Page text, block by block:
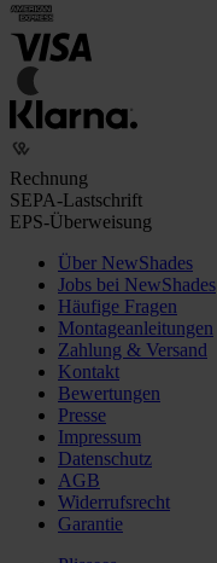
Rechnung
SEPA-Lastschrift
EPS-Überweisung
Über NewShades
Jobs bei NewShades
Häufige Fragen
Montageanleitungen
Zahlung & Versand
Kontakt
Bewertungen
Presse
Impressum
Datenschutz
AGB
Widerrufsrecht
Garantie